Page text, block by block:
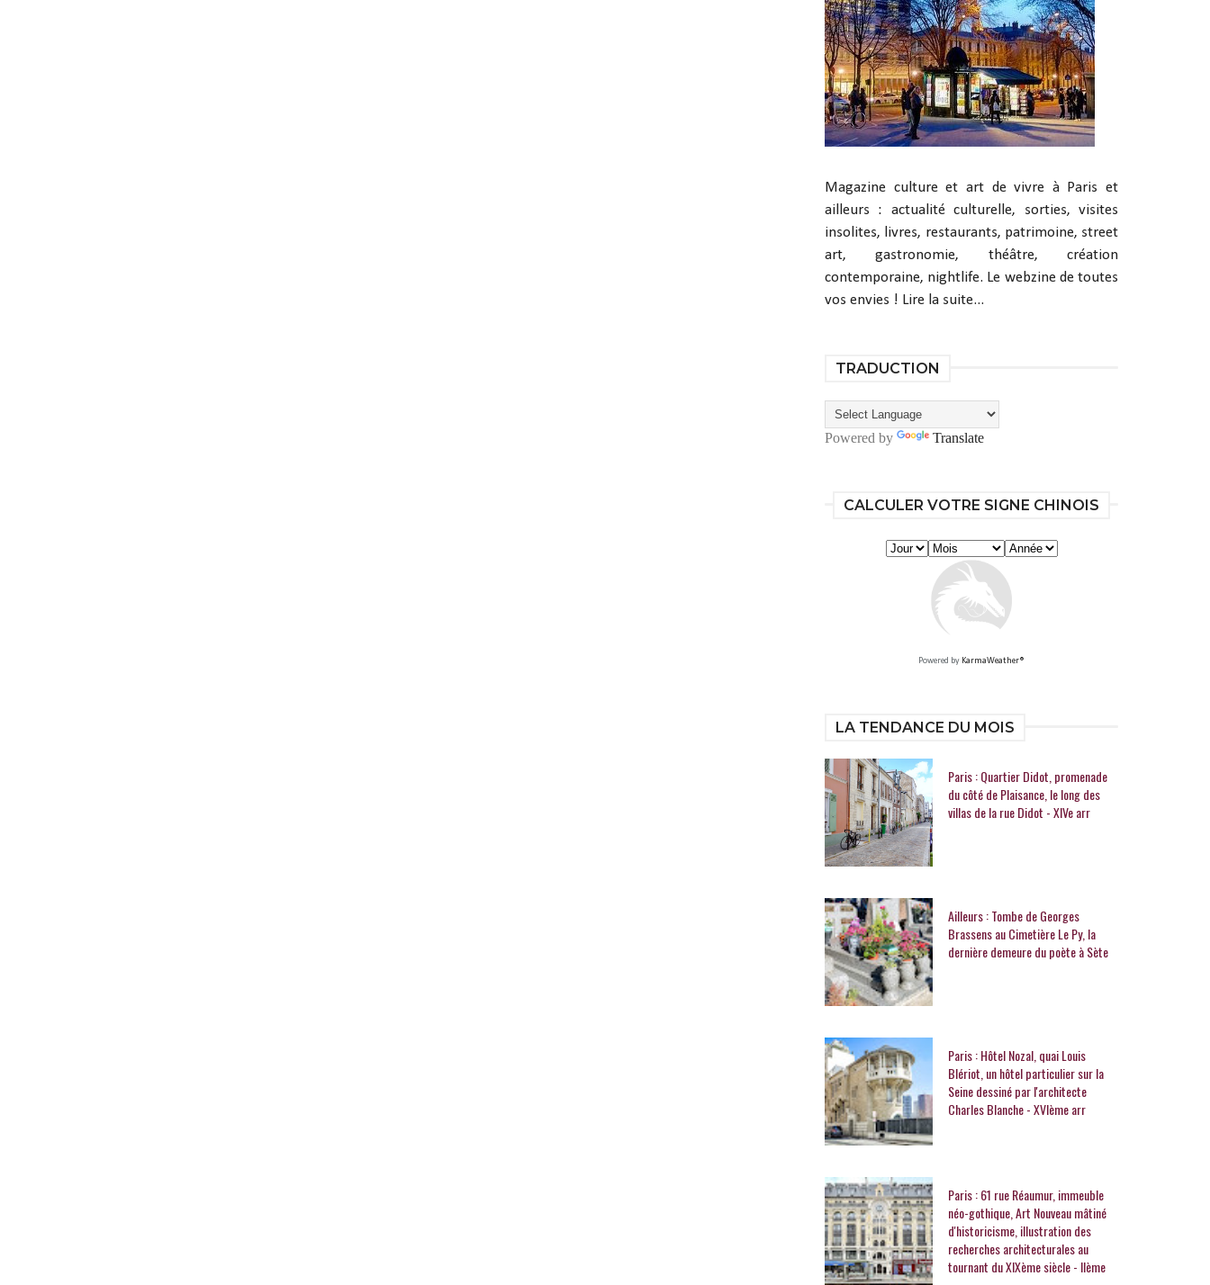
Magazine culture et art de vivre à Paris et
ailleurs : actualité culturelle, sorties, visites
insolites, livres, restaurants, patrimoine, street
art, gastronomie, théâtre, création
contemporaine, nightlife. Le webzine de toutes
vos envies ! Lire la suite...
TRADUCTION
Powered by Translate
CALCULER VOTRE SIGNE CHINOIS
Powered by KarmaWeather®
LA TENDANCE DU MOIS
Paris : Quartier Didot, promenade
du côté de Plaisance, le long des
villas de la rue Didot - XIVe arr
Ailleurs : Tombe de Georges
Brassens au Cimetière Le Py, la
dernière demeure du poète à Sète
Paris : Hôtel Nozal, quai Louis
Blériot, un hôtel particulier sur la
Seine dessiné par l'architecte
Charles Blanche - XVIème arr
Paris : 61 rue Réaumur, immeuble
néo-gothique, Art Nouveau mâtiné
d'historicisme, illustration des
recherches architecturales au
tournant du XIXème siècle - IIème